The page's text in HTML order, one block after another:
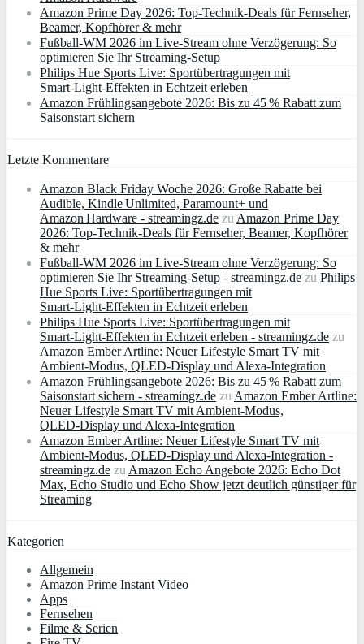
Amazon Prime Day 2026: Top-Technik-Deals für Fernseher,
Beamer, Kopfhörer & mehr
Fußball-WM 2026 im Live-Stream ohne Verzögerung: So
optimieren Sie Ihr Streaming-Setup
Philips Hue Sports Live: Sportübertragungen mit
Smart‑Light‑Effekten in Echtzeit erleben
Amazon Frühlingsangebote 2026: Bis zu 45 % Rabatt zum
Saisonstart sichern
Letzte Kommentare
Amazon Black Friday Woche 2026: Große Rabatte bei
Audible, Kindle Unlimited, Paramount+ und
Amazon Hardware - streamingz.de zu Amazon Prime Day
2026: Top-Technik-Deals für Fernseher, Beamer, Kopfhörer
& mehr
Fußball-WM 2026 im Live-Stream ohne Verzögerung: So
optimieren Sie Ihr Streaming-Setup - streamingz.de zu Philips
Hue Sports Live: Sportübertragungen mit
Smart‑Light‑Effekten in Echtzeit erleben
Philips Hue Sports Live: Sportübertragungen mit
Smart‑Light‑Effekten in Echtzeit erleben - streamingz.de zu
Amazon Ember Artline: Neuer Lifestyle Smart TV mit
Ambient‑Modus, QLED‑Display und Alexa‑Integration
Amazon Frühlingsangebote 2026: Bis zu 45 % Rabatt zum
Saisonstart sichern - streamingz.de zu Amazon Ember Artline:
Neuer Lifestyle Smart TV mit Ambient‑Modus,
QLED‑Display und Alexa‑Integration
Amazon Ember Artline: Neuer Lifestyle Smart TV mit
Ambient‑Modus, QLED‑Display und Alexa‑Integration -
streamingz.de zu Amazon Echo Angebote 2026: Echo Dot
Max, Echo Studio und Echo Show jetzt deutlich günstiger für
Streaming
Kategorien
Allgemein
Amazon Prime Instant Video
Apps
Fernsehen
Filme & Serien